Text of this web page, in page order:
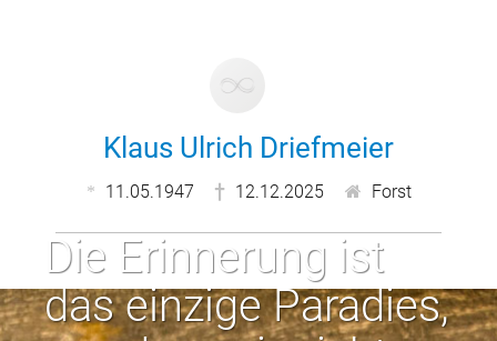
Klaus Ulrich Driefmeier
11.05.1947 12.12.2025 Forst
Die Erinnerung ist
das einzige Paradies,